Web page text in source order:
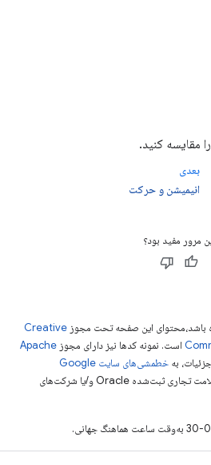
مقایسه کنید.
بعدی
انیمیشن و حرکت
مرور مفید بود؟
باشد،‌محتوای این صفحه تحت مجوز Creative
است. نمونه کدها نیز دارای مجوز Apache
به
خطمشی‌های سایت Google
مراجعه کنید. جاوا علامت تجاری ثبت‌شده Oracle و/یا شرکت‌های